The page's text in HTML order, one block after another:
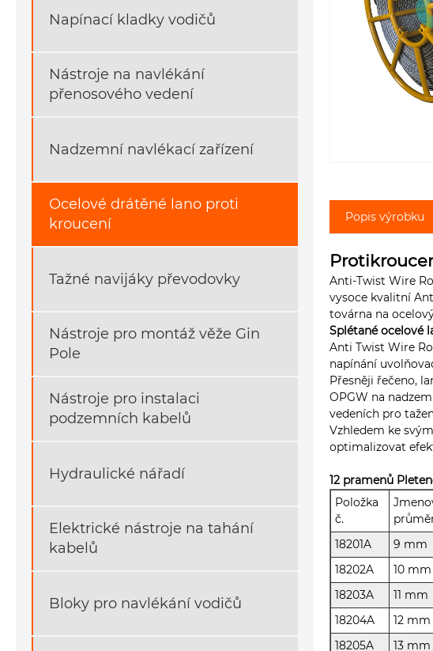
Napínací kladky vodičů
Nástroje na navlékání
přenosového vedení
Nadzemní navlékací zařízení
Ocelové drátěné lano proti
kroucení
Tažné navijáky převodovky
Nástroje pro montáž věže Gin
Pole
Nástroje pro instalaci
podzemních kabelů
Hydraulické nářadí
Elektrické nástroje na tahání
kabelů
Bloky pro navlékání vodičů
Popis výrobku
Anti-Twist Wire
vysoce kvalitní
továrna na
Splétané ocelové
Anti Twist Wire
napínání
Přesněji řečeno,
OPGW na
vedeních pro
Vzhledem ke
optimalizovat
12 pramenů
Položka
č.
18201A
9 mm
18202A
10 mm
18203A
11 mm
18204A
12 mm
18205A
13 mm